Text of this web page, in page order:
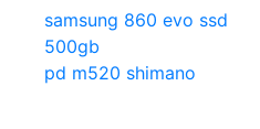
samsung 860 evo ssd
500gb
pd m520 shimano